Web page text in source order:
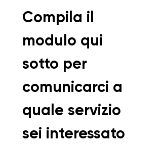
Compila il
modulo qui
sotto per
comunicarci a
quale servizio
sei interessato